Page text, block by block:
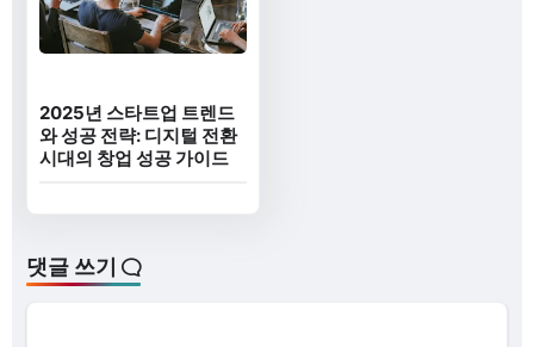
2025년 스타트업 트렌드
와 성공 전략: 디지털 전환
시대의 창업 성공 가이드
댓글 쓰기